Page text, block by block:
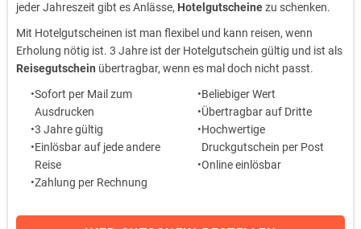
jeder Jahreszeit gibt es Anlässe, Hotelgutscheinezu schenken.
Mit Hotelgutscheinen ist man flexibel und kann reisen, wenn
Erholung nötig ist. 3 Jahre ist der Hotelgutschein gültig und ist als
Reisegutschein übertragbar, wenn es mal doch nicht passt.
Sofort per Mail zum
Ausdrucken
3 Jahre gültig
Einlösbar auf jede andere
Reise
Zahlung per Rechnung
Beliebiger Wert
Übertragbar auf Dritte
Hochwertige
Druckgutschein per Post
Online einlösbar